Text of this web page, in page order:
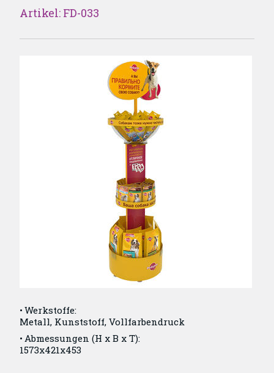
Artikel: FD-033
Werkstoffe:
Metall, Kunststoff, Vollfarbendruck
Abmessungen (H x B x T):
1573x421x453